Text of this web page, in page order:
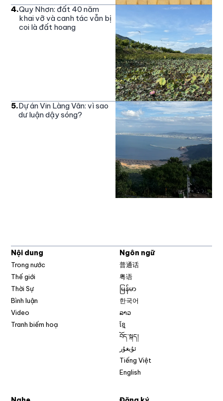
4.Quy Nhơn: đất 40 năm
khai vỡ và canh tác vẫn bị
coi là đất hoang
5.Dự án Vin Làng Vân: vì sao
dư luận dậy sóng?
Nội dung
Trong nước
Thế giới
Thời Sự
Bình luận
Video
Tranh biếm hoạ
Ngôn ngữ
普通话
粤语
မြန်မာ
한국어
ລາວ
ខ្មែ
བོད་སྐད།
ئۇيغۇر
Tiếng Việt
English